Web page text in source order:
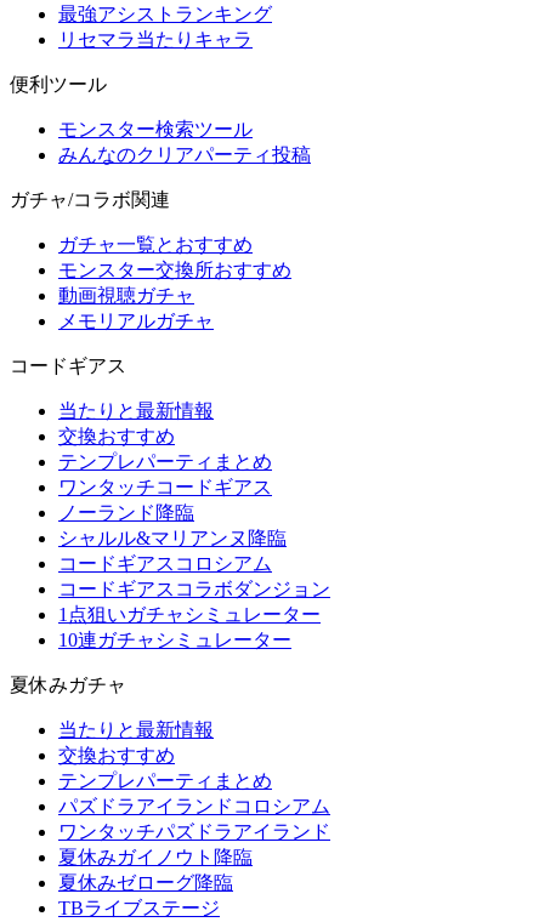
最強アシストランキング
リセマラ当たりキャラ
便利ツール
モンスター検索ツール
みんなのクリアパーティ投稿
ガチャ/コラボ関連
ガチャ一覧とおすすめ
モンスター交換所おすすめ
動画視聴ガチャ
メモリアルガチャ
コードギアス
当たりと最新情報
交換おすすめ
テンプレパーティまとめ
ワンタッチコードギアス
ノーランド降臨
シャルル&マリアンヌ降臨
コードギアスコロシアム
コードギアスコラボダンジョン
1点狙いガチャシミュレーター
10連ガチャシミュレーター
夏休みガチャ
当たりと最新情報
交換おすすめ
テンプレパーティまとめ
パズドラアイランドコロシアム
ワンタッチパズドラアイランド
夏休みガイノウト降臨
夏休みゼローグ降臨
TBライブステージ